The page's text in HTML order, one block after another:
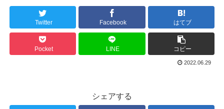
Twitter Facebook はてブ
Pocket LINE コピー
2022.06.29
シェアする